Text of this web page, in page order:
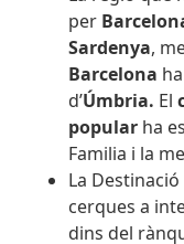
per
Sardenya,
Barcelona
d’Úmbria. El
popular ha
Familia i la
La
cerques a
dins del